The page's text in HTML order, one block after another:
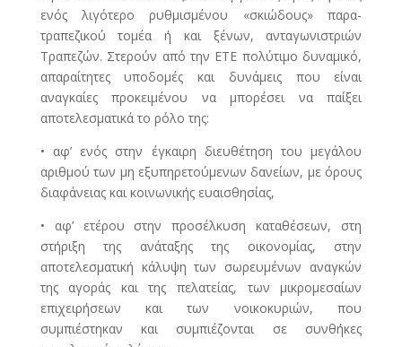
ενός λιγότερο ρυθμισμένου «σκιώδους» παρα-
τραπεζικού τομέα ή και ξένων, ανταγωνιστριών
Τραπεζών. Στερούν από την ΕΤΕ πολύτιμο δυναμικό,
απαραίτητες υποδομές και δυνάμεις που είναι
αναγκαίες προκειμένου να μπορέσει να παίξει
αποτελεσματικά το ρόλο της:
• αφ’ ενός στην έγκαιρη διευθέτηση του μεγάλου
αριθμού των μη εξυπηρετούμενων δανείων, με όρους
διαφάνειας και κοινωνικής ευαισθησίας,
• αφ’ ετέρου στην προσέλκυση καταθέσεων, στη
στήριξη της ανάταξης της οικονομίας, στην
αποτελεσματική κάλυψη των σωρευμένων αναγκών
της αγοράς και της πελατείας, των μικρομεσαίων
επιχειρήσεων και των νοικοκυριών, που
συμπιέστηκαν και συμπιέζονται σε συνθήκες